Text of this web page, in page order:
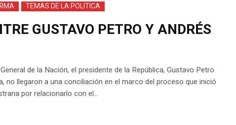
TEMAS DE LA POLITICA
GUSTAVO PETRO Y ANDRÉS
de la Nación, el presidente de la República, Gustavo Petro
no llegaron a una conciliación en el marco del proceso que inició
por relacionarlo con el...